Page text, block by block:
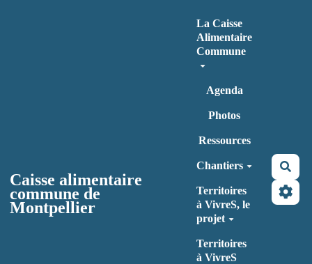
Caisse alimentaire
commune de
Montpellier
La Caisse
Alimentaire
Commune
Agenda
Photos
Ressources
Chantiers
Territoires
à VivreS, le
projet
Territoires
à VivreS